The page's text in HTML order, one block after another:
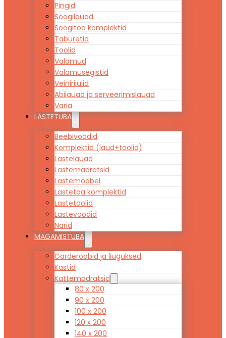
Pingid
Söögilauad
Söögitoa komplektid
Taburetid
Toolid
Valamud
Valamusegistid
Veiniriiulid
Abilauad ja serveerimislauad
Varia
LASTETUBA
Beebivoodid
Komplektid (laud+toolid)
Lastelauad
Lastemadratsid
Lastemööbel
Lastetoa komplektid
Lastetoolid
Lastevoodid
Narid
MAGAMISTUBA
Garderoobid ja liuguksed
Kastid
Kattemadratsid
80 x 200
90 x 200
100 x 200
120 x 200
140 x 200